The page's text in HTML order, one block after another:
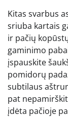
Kitas svarbus
sriuba kartais
ir pačių
gaminimo
įspauskite
pomidorų
subtilaus
pat
įdėta pačioje